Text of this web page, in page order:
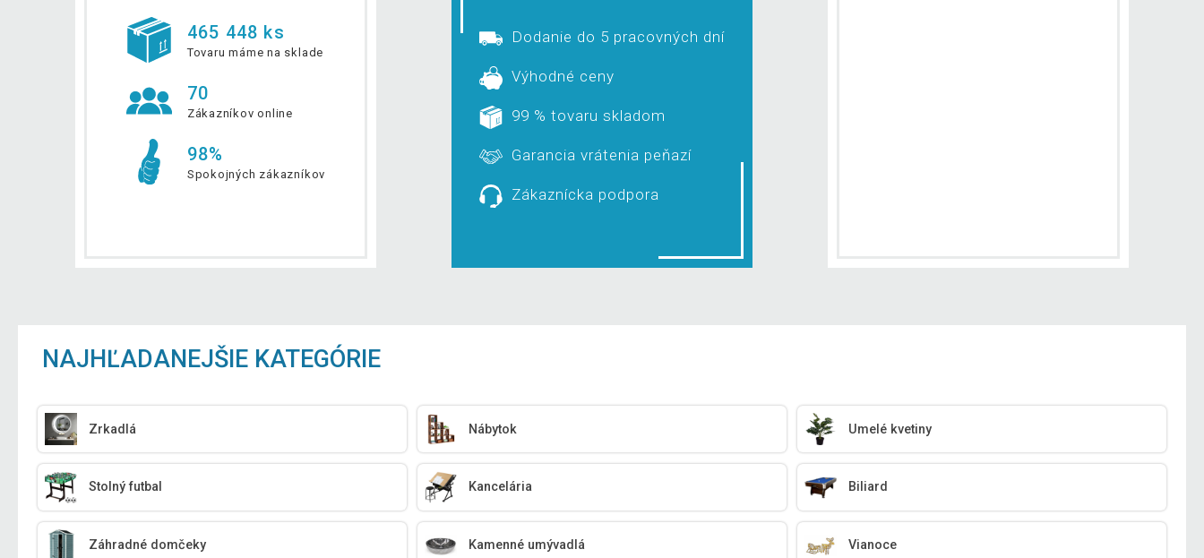
465 448 ks
Tovaru máme na sklade
70
Zákazníkov online
98%
Spokojných zákazníkov
Dodanie do 5 pracovných dní
Výhodné ceny
99 % tovaru skladom
Garancia vrátenia peňazí
Zákaznícka podpora
NAJHĽADANEJŠIE KATEGÓRIE
Zrkadlá Nábytok Umelé kvetiny
Stolný futbal Kancelária Biliard
Záhradné domčeky Kamenné umývadlá Vianoce